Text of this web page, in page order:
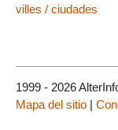
villes / ciudades
1999 - 2026
Mapa del sitio |